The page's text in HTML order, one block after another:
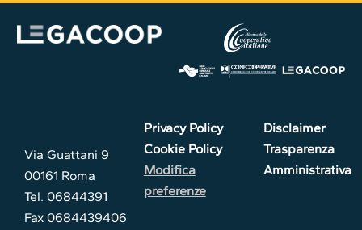
Via Guattani 9
00161 Roma
Tel. 06844391
Fax 0684439406
Privacy Policy
Cookie Policy
Modifica
preferenze
Disclaimer
Trasparenza
Amministrativa